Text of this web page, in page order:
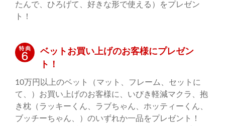
たんで、ひろげて、好きな形で使える）をプレゼン
ト！
ベットお買い上げのお客様にプレゼン
ト！
10万円以上のベット（マット、フレーム、セットに
て、）お買い上げのお客様に、いびき軽減マクラ、抱
き枕（ラッキーくん、ラブちゃん、ホッティーくん、
ブッチーちゃん、）のいずれか一品をプレゼント！